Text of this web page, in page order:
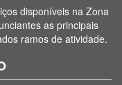
disponíveis na Zona
as principais
ramos de atividade.